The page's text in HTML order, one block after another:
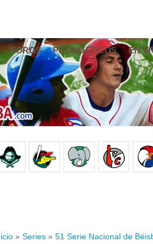
FOROS PRONÓSTICOS EN
» Series » 51 Serie Nacional de